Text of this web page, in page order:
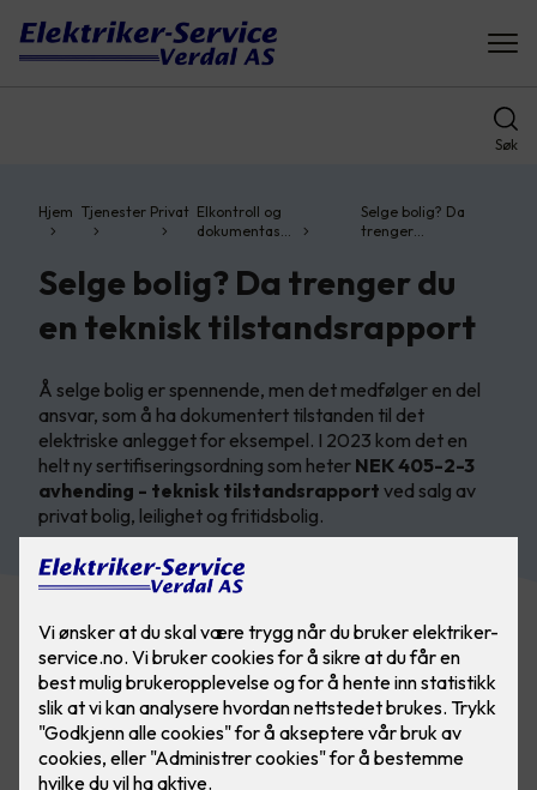
Søk
Hjem Tjenester Privat Elkontroll og
dokumentas…
Selge bolig? Da
trenger…
Selge bolig? Da trenger du
en teknisk tilstandsrapport
Å selge bolig er spennende, men det medfølger en del
ansvar, som å ha dokumentert tilstanden til det
elektriske anlegget for eksempel. I 2023 kom det en
helt ny sertifiseringsordning som heter NEK 405-2-3
avhending - teknisk tilstandsrapport ved salg av
privat bolig, leilighet og fritidsbolig.